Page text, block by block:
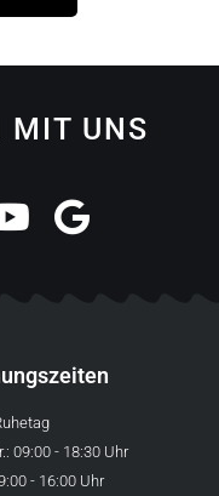
MIT UNS
09:00 - 18:30 Uhr
- 16:00 Uhr